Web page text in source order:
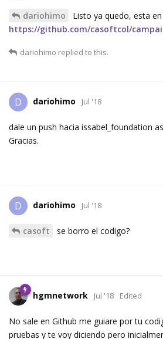
dariohimo
Listo ya quedo, esta en
https://github.com/casoftcol/
dariohimo replied to this.
D dariohimo Jul '18
dale un push hacia issabel_foundation
Gracias.
D dariohimo Jul '18
casoft se borro el codigo?
hgmnetwork Jul '18 Edited
No sale en Github me guiare por tu
pruebas y te voy diciendo pero